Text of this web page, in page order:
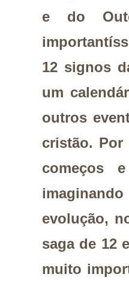
e do
12 signos
um
outros
cristão. Por
começos
evolução,
saga de 12
muito